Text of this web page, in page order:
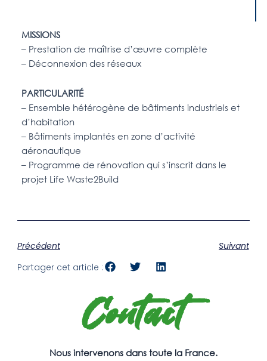
MISSIONS
– Prestation de maîtrise d’œuvre complète
– Déconnexion des réseaux
PARTICULARITÉ
– Ensemble hétérogène de bâtiments industriels et
d’habitation
– Bâtiments implantés en zone d’activité
aéronautique
– Programme de rénovation qui s’inscrit dans le
projet Life Waste2Build
Précédent
Suivant
Partager cet article :
Contact
Nous intervenons dans toute la France.